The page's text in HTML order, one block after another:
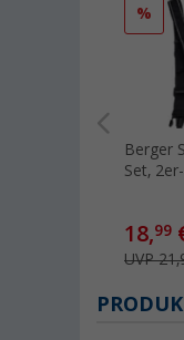
%
Berger
Set,
18,99
UVP